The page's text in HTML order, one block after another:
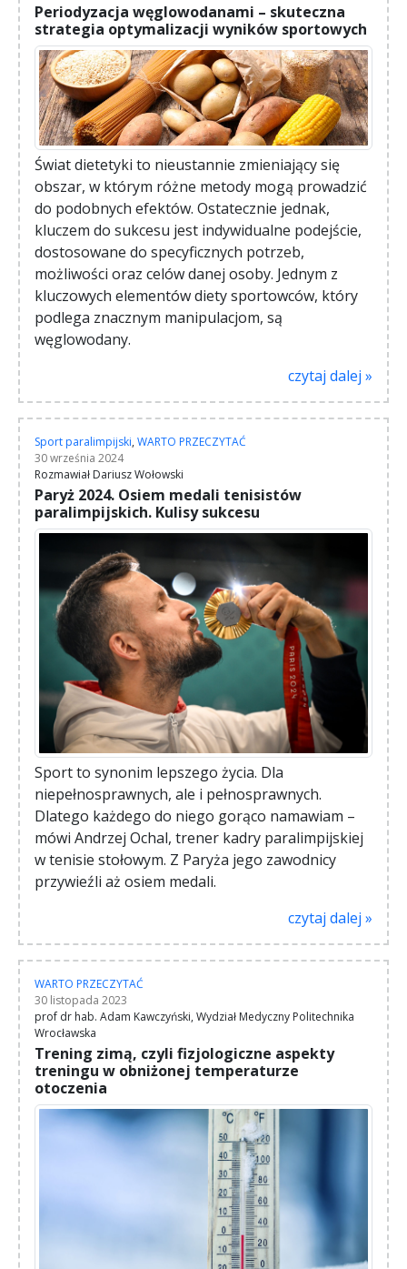
Periodyzacja węglowodanami – skuteczna
strategia optymalizacji wyników sportowych
Świat dietetyki to nieustannie zmieniający się
obszar, w którym różne metody mogą prowadzić
do podobnych efektów. Ostatecznie jednak,
kluczem do sukcesu jest indywidualne podejście,
dostosowane do specyficznych potrzeb,
możliwości oraz celów danej osoby. Jednym z
kluczowych elementów diety sportowców, który
podlega znacznym manipulacjom, są
węglowodany.
czytaj dalej »
Sport paralimpijski, WARTO PRZECZYTAĆ
30 września 2024
Rozmawiał Dariusz Wołowski
Paryż 2024. Osiem medali tenisistów
paralimpijskich. Kulisy sukcesu
Sport to synonim lepszego życia. Dla
niepełnosprawnych, ale i pełnosprawnych.
Dlatego każdego do niego gorąco namawiam –
mówi Andrzej Ochal, trener kadry paralimpijskiej
w tenisie stołowym. Z Paryża jego zawodnicy
przywieźli aż osiem medali.
czytaj dalej »
WARTO PRZECZYTAĆ
30 listopada 2023
prof dr hab. Adam Kawczyński, Wydział Medyczny Politechnika
Wrocławska
Trening zimą, czyli fizjologiczne aspekty
treningu w obniżonej temperaturze
otoczenia